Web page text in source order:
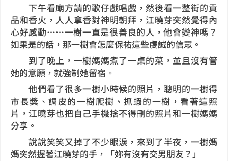
下午看廟方請的歌仔戲唱戲，然後看一整街的貢
品和香火，人人拿香對神明朝拜，江曉芽突然覺得內
心好感動……一樹一直是很善良的人，他會變神嗎？
如果是的話，那一樹會怎麼保祐這些虔誠的信眾。
到了晚上，一樹媽媽煮了一桌的菜，並且沒有管
她的意願，就強制她留宿。
他們看了很多一樹小時候的照片，聰明的一樹得
市長獎、調皮的一樹爬樹、抓蝦的一樹，看著這照
片，江曉芽也把自己手機捨不得刪的照片和一樹媽媽
分享。
說說笑笑又掉了不少眼淚，來到了半夜，一樹媽
媽突然握著江曉芽的手，「妳有沒有交男朋友？」